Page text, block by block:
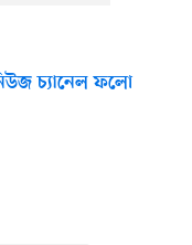
চ্যানেল ফলো